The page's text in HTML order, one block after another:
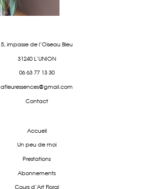
5, impasse de l'Oiseau Bleu
31240 L'UNION
06 63 77 13 30
afleuressences@gmail.com
Contact
Accueil
Un peu de moi
Prestations
Abonnements
Cours d'Art Floral